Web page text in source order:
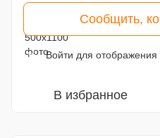
Сообщить,
% Войти для отображения
В избранное